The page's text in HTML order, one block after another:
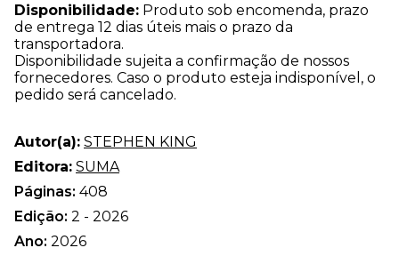
Disponibilidade: Produto sob encomenda, prazo
de entrega 12 dias úteis mais o prazo da
transportadora.
Disponibilidade sujeita a confirmação de nossos
fornecedores. Caso o produto esteja indisponível, o
pedido será cancelado.
Autor(a): STEPHEN KING
Editora: SUMA
Páginas: 408
Edição: 2 - 2026
Ano: 2026